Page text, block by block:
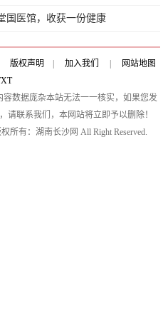
医馆，收获一份健康
版权声明 加入我们
网站地图
数据庞杂本站无法一一核实，如果您发
请联系我们，本网站将立即予以删除！
权所有：湖南长沙网 All Right Reserved.